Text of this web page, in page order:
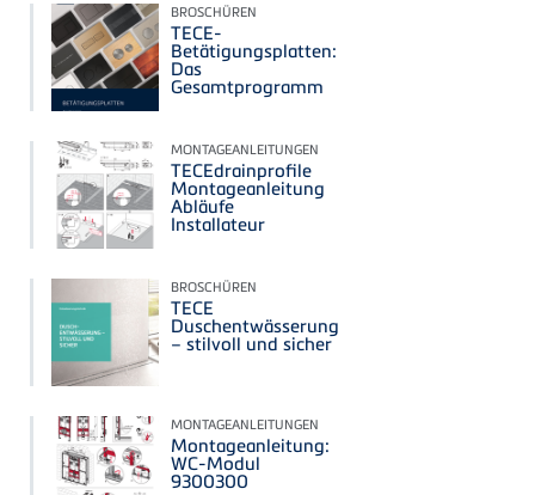
BROSCHÜREN
TECE-
Betätigungsplatten:
Das
Gesamtprogramm
MONTAGEANLEITUNGEN
TECEdrainprofile
Montageanleitung
Abläufe
Installateur
BROSCHÜREN
TECE
Duschentwässerung
– stilvoll und sicher
MONTAGEANLEITUNGEN
Montageanleitung:
WC-Modul
9300300